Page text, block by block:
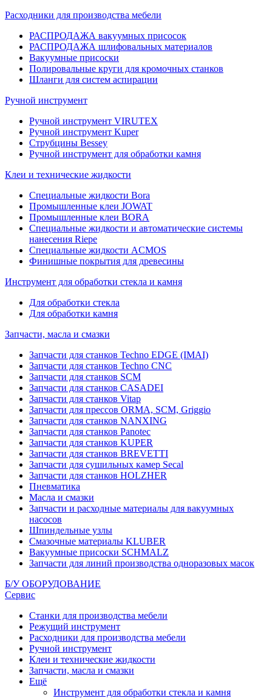
Расходники для производства мебели
РАСПРОДАЖА вакуумных присосок
РАСПРОДАЖА шлифовальных материалов
Вакуумные присоски
Полировальные круги для кромочных станков
Шланги для систем аспирации
Ручной инструмент
Ручной инструмент VIRUTEX
Ручной инструмент Kuper
Струбцины Bessey
Ручной инструмент для обработки камня
Клеи и технические жидкости
Специальные жидкости Bora
Промышленные клеи JOWAT
Промышленные клеи BORA
Специальные жидкости и автоматические системы
нанесения Riepe
Специальные жидкости ACMOS
Финишные покрытия для древесины
Инструмент для обработки стекла и камня
Для обработки стекла
Для обработки камня
Запчасти, масла и смазки
Запчасти для станков Techno EDGE (IMAI)
Запчасти для станков Techno CNC
Запчасти для станков SCM
Запчасти для станков CASADEI
Запчасти для станков Vitap
Запчасти для прессов ORMA, SCM, Griggio
Запчасти для станков NANXING
Запчасти для станков Panotec
Запчасти для станков KUPER
Запчасти для станков BREVETTI
Запчасти для сушильных камер Secal
Запчасти для станков HOLZHER
Пневматика
Масла и смазки
Запчасти и расходные материалы для вакуумных
насосов
Шпиндельные узлы
Смазочные материалы KLUBER
Вакуумные присоски SCHMALZ
Запчасти для линий производства одноразовых масок
Б/У ОБОРУДОВАНИЕ
Сервис
Станки для производства мебели
Режущий инструмент
Расходники для производства мебели
Ручной инструмент
Клеи и технические жидкости
Запчасти, масла и смазки
Ещё
Инструмент для обработки стекла и камня